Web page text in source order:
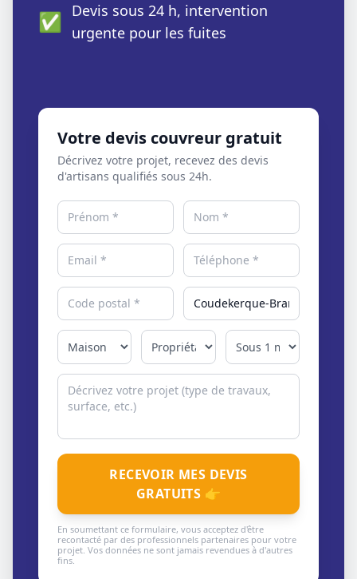
✅ Devis sous 24 h, intervention
urgente pour les fuites
Votre devis couvreur gratuit
Décrivez votre projet, recevez des devis
d'artisans qualifiés sous 24h.
RECEVOIR MES DEVIS
GRATUITS 👉
En soumettant ce formulaire, vous acceptez d'être
recontacté par des professionnels partenaires pour votre
projet. Vos données ne sont jamais revendues à d'autres
fins.